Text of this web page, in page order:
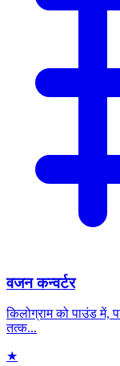
वजन कन्वर्टर
किलोग्राम को पाउंड में,
तत्क...
★